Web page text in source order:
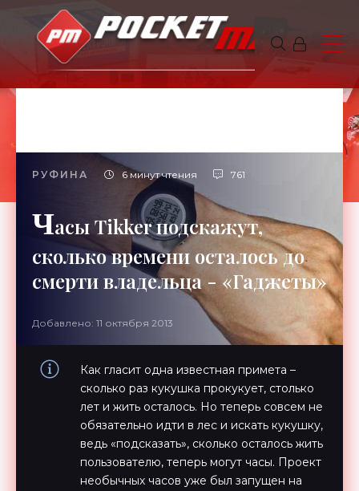
РУФИНА 6 минут чтения 761
Часы Tikker подскажут,
сколько времени осталось до
смерти владельца - «Гаджеты»
Добавлено: 11 октября 2013
Как гласит одна известная примета –
сколько раз кукушка прокукует, столько
лет и жить осталось. Но теперь совсем не
обязательно идти в лес и искать кукушку,
ведь «подсказать», сколько осталось жить
пользователю, теперь могут часы. Проект
необычных часов уже был запущен на